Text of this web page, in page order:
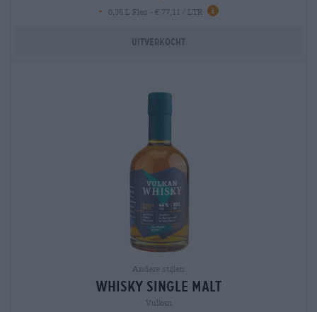
-
0,35 L Fles - € 77,11 / LTR
Uitverkocht
Andere stijlen
whisky single malt
Vulkan